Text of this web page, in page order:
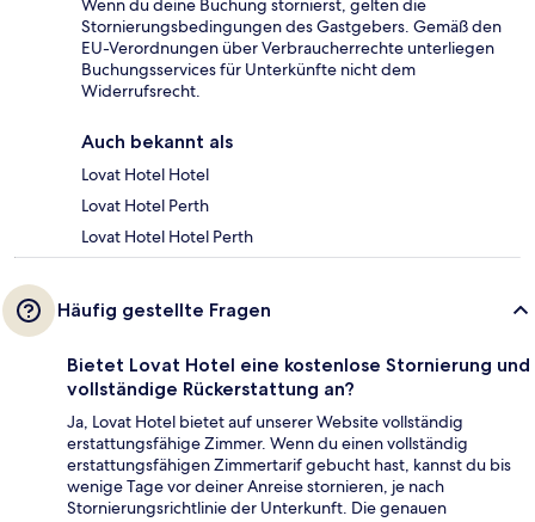
Wenn du deine Buchung stornierst, gelten die
Stornierungsbedingungen des Gastgebers. Gemäß den
EU-Verordnungen über Verbraucherrechte unterliegen
Buchungsservices für Unterkünfte nicht dem
Widerrufsrecht.
Auch bekannt als
Lovat Hotel Hotel
Lovat Hotel Perth
Lovat Hotel Hotel Perth
Häufig gestellte Fragen
Bietet Lovat Hotel eine kostenlose Stornierung und
vollständige Rückerstattung an?
Ja, Lovat Hotel bietet auf unserer Website vollständig
erstattungsfähige Zimmer. Wenn du einen vollständig
erstattungsfähigen Zimmertarif gebucht hast, kannst du bis
wenige Tage vor deiner Anreise stornieren, je nach
Stornierungsrichtlinie der Unterkunft. Die genauen